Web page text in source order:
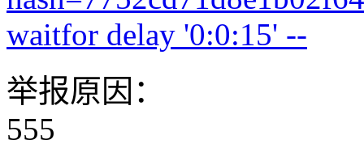
waitfor delay '0:0:15' --
举报原因：
555